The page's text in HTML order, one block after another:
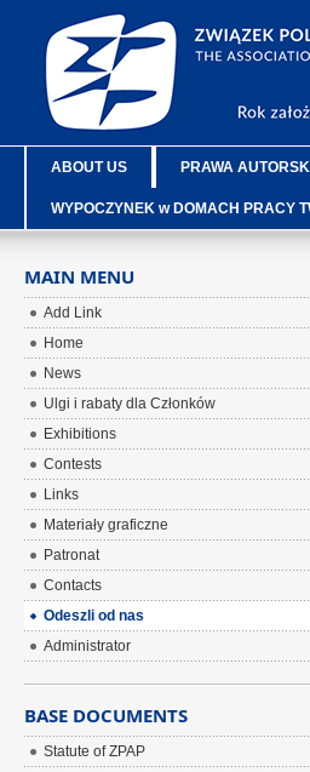
ABOUT US PRAWA
WYPOCZYNEK w DOMACH PRACY
MAIN MENU
Add Link
Home
News
Ulgi i rabaty dla Członków
Exhibitions
Contests
Links
Materiały graficzne
Patronat
Contacts
Odeszli od nas
Administrator
BASE DOCUMENTS
Statute of ZPAP